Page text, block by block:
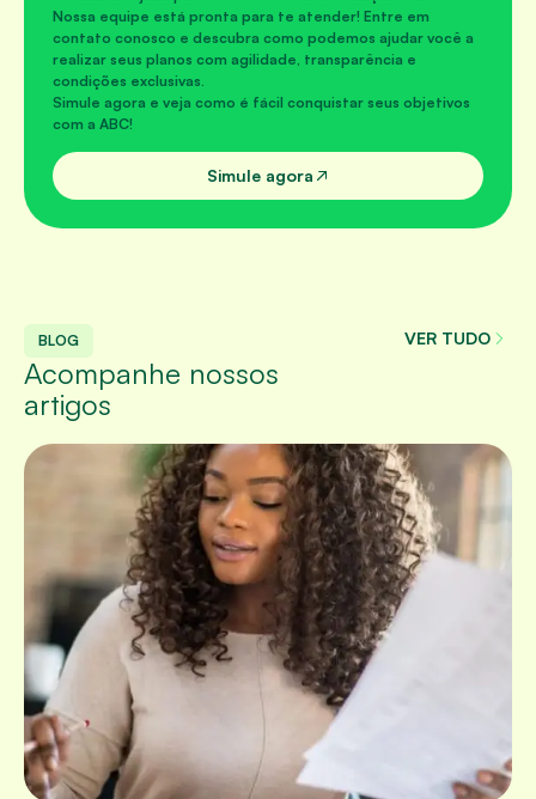
Nossa equipe está pronta para te atender! Entre em
contato conosco e descubra como podemos ajudar você a
realizar seus planos com agilidade, transparência e
condições exclusivas.
Simule agora e veja como é fácil conquistar seus objetivos
com a ABC!
Simule agora
BLOG
Acompanhe nossos
artigos
VER TUDO